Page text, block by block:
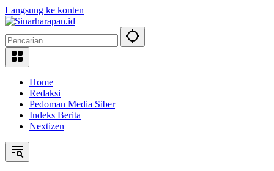
Langsung ke konten
Home
Redaksi
Pedoman Media Siber
Indeks Berita
Nextizen